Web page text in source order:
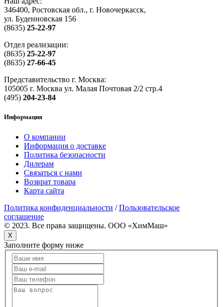
346400, Ростовская обл., г. Новочеркасск,
ул. Буденновская 156
(8635) 25-22-97
Отдел реализации:
(8635) 25-22-97
(8635) 27-66-45
Представительство г. Москва:
105005 г. Москва ул. Малая Почтовая 2/2 стр.4
(495) 204-23-84
Информация
О компании
Информация о доставке
Политика безопасности
Дилерам
Связаться с нами
Возврат товара
Карта сайта
Политика конфиденциальности /Пользовательское
соглашение
© 2023. Все права защищены. OOO «ХимМаш»
X
Заполните форму ниже